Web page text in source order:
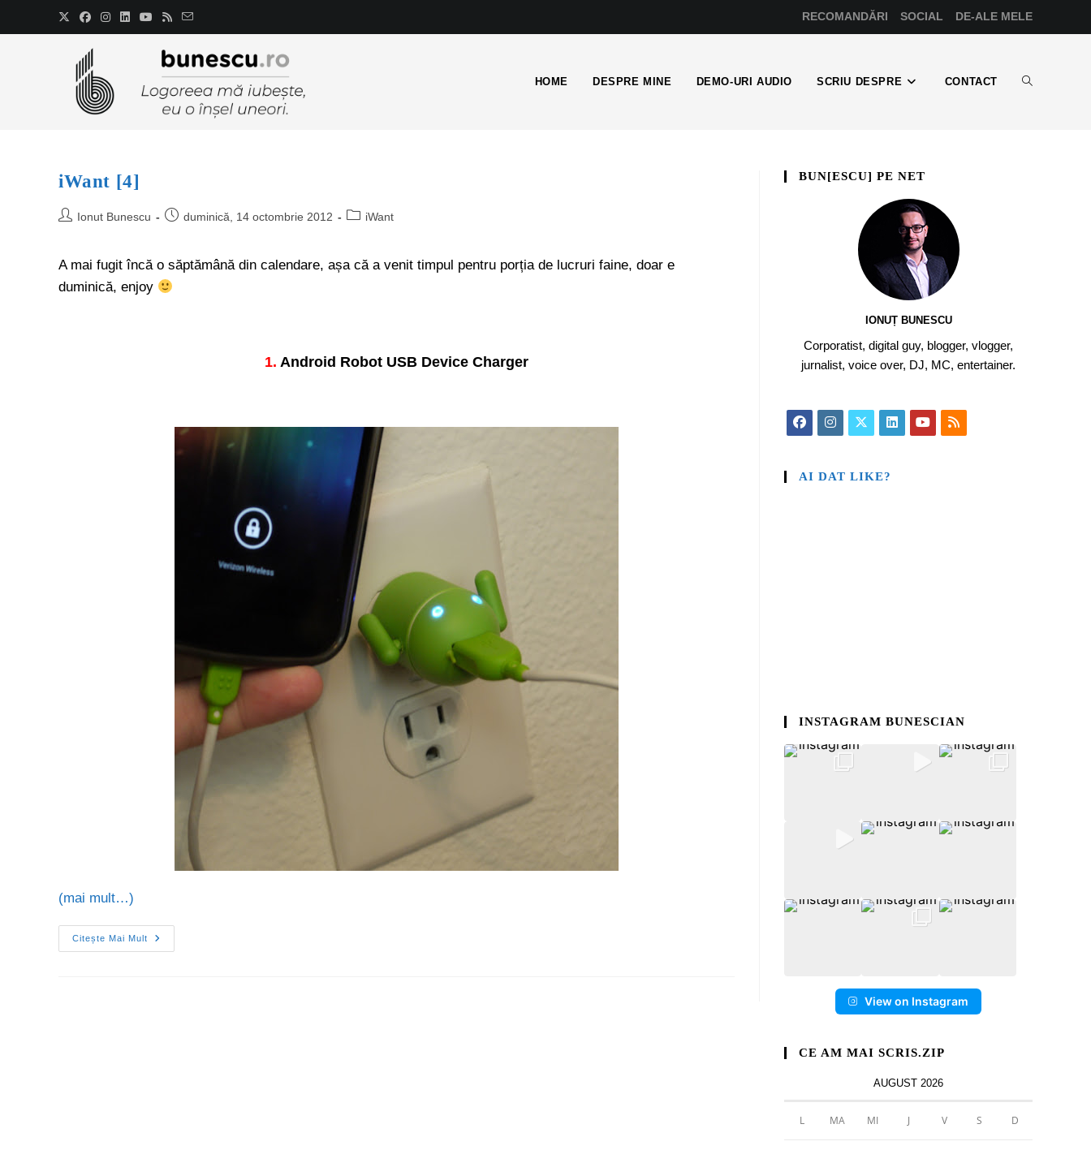
RECOMANDĂRI SOCIAL DE-ALE MELE
HOME DESPRE MINE DEMO-URI AUDIO SCRIU DESPRE CONTACT
iWant [4]
Ionut Bunescu duminică, 14 octombrie 2012 iWant
A mai fugit încă o săptămână din calendare, așa că a venit timpul pentru porția de lucruri faine, doar e
duminică, enjoy
1. Android Robot USB Device Charger
(mai mult…)
Citește Mai Mult
BUN[ESCU] PE NET
IONUȚ BUNESCU
Corporatist, digital guy, blogger, vlogger,
jurnalist, voice over, DJ, MC, entertainer.
AI DAT LIKE?
INSTAGRAM BUNESCIAN
View on Instagram
CE AM MAI SCRIS.ZIP
AUGUST 2026
L MA MI J V S D